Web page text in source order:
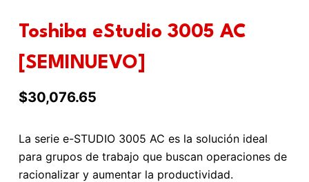
Toshiba eStudio 3005 AC
[SEMINUEVO]
$30,076.65
La serie e-STUDIO 3005 AC es la solución ideal
para grupos de trabajo que buscan operaciones de
racionalizar y aumentar la productividad.